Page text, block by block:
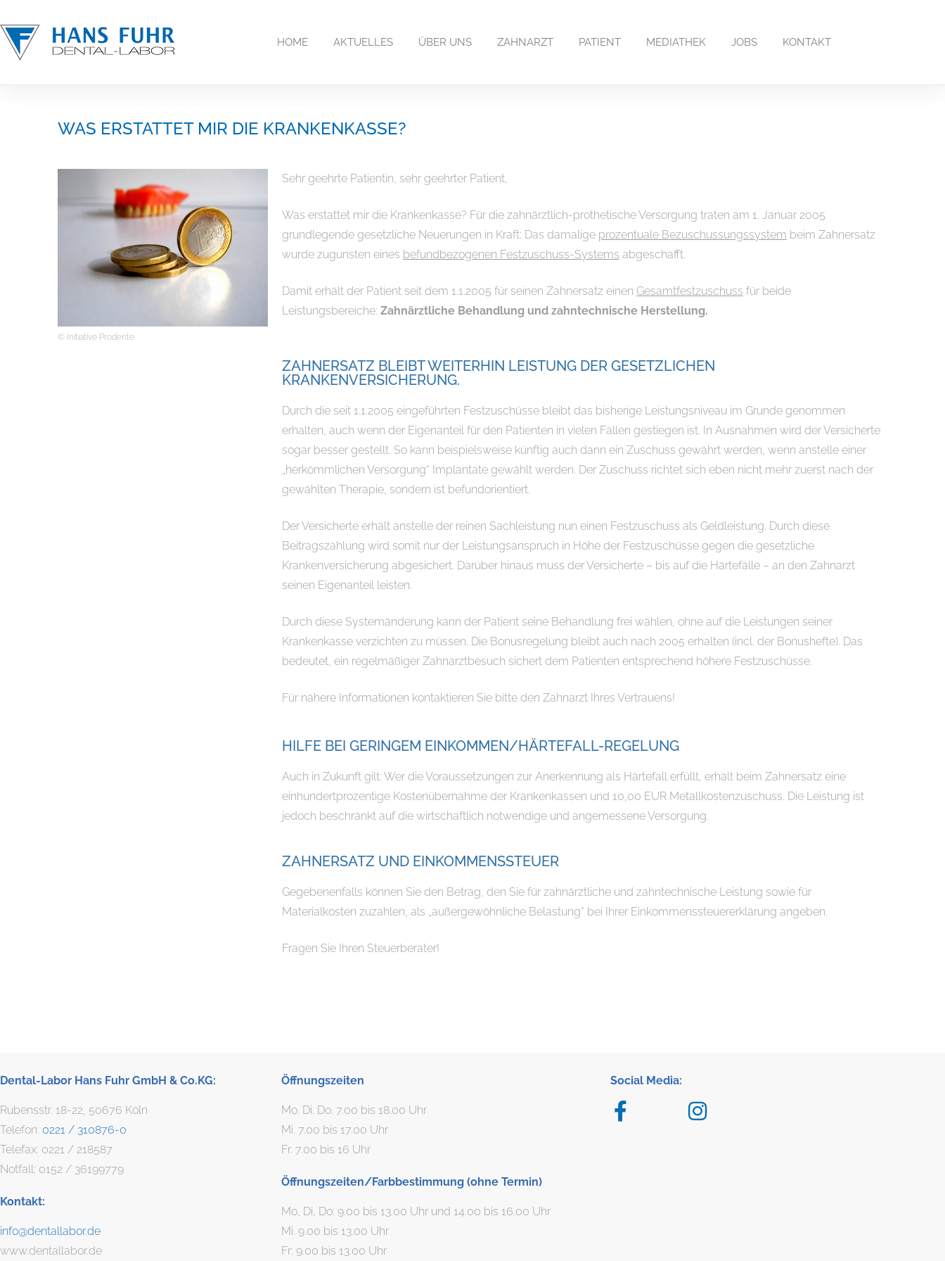
HOME AKTUELLES ÜBER UNS ZAHNARZT PATIENT MEDIATHEK JOBS KONTAKT
WAS ERSTATTET MIR DIE KRANKENKASSE?
© Initiative Prodente
Sehr geehrte Patientin, sehr geehrter Patient,
Was erstattet mir die Krankenkasse? Für die zahnärztlich-prothetische Versorgung traten am 1. Januar 2005
grundlegende gesetzliche Neuerungen in Kraft: Das damalige prozentuale Bezuschussungssystem beim Zahnersatz
wurde zugunsten eines befundbezogenen Festzuschuss-Systems abgeschafft.
Damit erhält der Patient seit dem 1.1.2005 für seinen Zahnersatz einen Gesamtfestzuschuss für beide
Leistungsbereiche: Zahnärztliche Behandlung und zahntechnische Herstellung.
ZAHNERSATZ BLEIBT WEITERHIN LEISTUNG DER GESETZLICHEN
KRANKENVERSICHERUNG.
Durch die seit 1.1.2005 eingeführten Festzuschüsse bleibt das bisherige Leistungsniveau im Grunde genommen
erhalten, auch wenn der Eigenanteil für den Patienten in vielen Fällen gestiegen ist. In Ausnahmen wird der Versicherte
sogar besser gestellt. So kann beispielsweise künftig auch dann ein Zuschuss gewährt werden, wenn anstelle einer
„herkömmlichen Versorgung“ Implantate gewählt werden. Der Zuschuss richtet sich eben nicht mehr zuerst nach der
gewählten Therapie, sondern ist befundorientiert.
Der Versicherte erhält anstelle der reinen Sachleistung nun einen Festzuschuss als Geldleistung. Durch diese
Beitragszahlung wird somit nur der Leistungsanspruch in Höhe der Festzuschüsse gegen die gesetzliche
Krankenversicherung abgesichert. Darüber hinaus muss der Versicherte – bis auf die Härtefälle – an den Zahnarzt
seinen Eigenanteil leisten.
Durch diese Systemänderung kann der Patient seine Behandlung frei wählen, ohne auf die Leistungen seiner
Krankenkasse verzichten zu müssen. Die Bonusregelung bleibt auch nach 2005 erhalten (incl. der Bonushefte). Das
bedeutet, ein regelmäßiger Zahnarztbesuch sichert dem Patienten entsprechend höhere Festzuschüsse.
Für nähere Informationen kontaktieren Sie bitte den Zahnarzt Ihres Vertrauens!
HILFE BEI GERINGEM EINKOMMEN/HÄRTEFALL-REGELUNG
Auch in Zukunft gilt: Wer die Voraussetzungen zur Anerkennung als Härtefall erfüllt, erhält beim Zahnersatz eine
einhundertprozentige Kostenübernahme der Krankenkassen und 10,00 EUR Metallkostenzuschuss. Die Leistung ist
jedoch beschränkt auf die wirtschaftlich notwendige und angemessene Versorgung.
ZAHNERSATZ UND EINKOMMENSSTEUER
Gegebenenfalls können Sie den Betrag, den Sie für zahnärztliche und zahntechnische Leistung sowie für
Materialkosten zuzahlen, als „außergewöhnliche Belastung“ bei Ihrer Einkommenssteuererklärung angeben.
Fragen Sie Ihren Steuerberater!
Dental-Labor Hans Fuhr GmbH & Co.KG:
Rubensstr. 18-22, 50676 Köln
Telefon: 0221 / 310876-0
Telefax: 0221 / 218587
Notfall: 0152 / 36199779
Kontakt:
info@dentallabor.de
www.dentallabor.de
Öffnungszeiten
Mo. Di. Do. 7.00 bis 18.00 Uhr
Mi. 7.00 bis 17.00 Uhr
Fr. 7.00 bis 16 Uhr
Öffnungszeiten/Farbbestimmung (ohne Termin)
Mo, Di, Do: 9.00 bis 13.00 Uhr und 14.00 bis 16.00 Uhr
Mi. 9.00 bis 13.00 Uhr
Fr: 9.00 bis 13.00 Uhr
Social Media: